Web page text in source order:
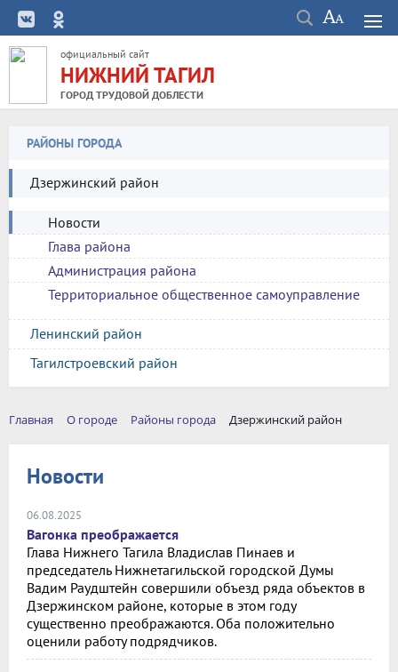
официальный сайт
НИЖНИЙ ТАГИЛ
ГОРОД ТРУДОВОЙ ДОБЛЕСТИ
РАЙОНЫ ГОРОДА
Дзержинский район
Новости
Глава района
Администрация района
Территориальное общественное самоуправление
Ленинский район
Тагилстроевский район
Главная О городе Районы города Дзержинский район
Новости
06.08.2025
Вагонка преображается
Глава Нижнего Тагила Владислав Пинаев и
председатель Нижнетагильской городской Думы
Вадим Раудштейн совершили объезд ряда объектов в
Дзержинском районе, которые в этом году
существенно преображаются. Оба положительно
оценили работу подрядчиков.